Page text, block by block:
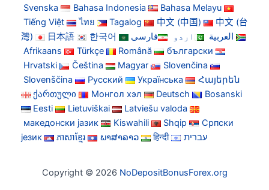
Svenska
Bahasa Indonesia
Bahasa Melayu
Tiếng Việt
ไทย Tagalog 中文 (中国)
中文 (台
灣)
日本語 한국어 العربية اردو
فارسی
Afrikaans
Türkçe Română
български
Hrvatski
Čeština Magyar
Slovenčina
Slovenščina
Русский Українська
Հայերեն
ქართული
Монгол хэл Deutsch
Bosanski
Eesti
Lietuviškai
Latviešu valoda
македонски јазик
Kiswahili Shqip
Српски
језик
ភាសាខ្មែរ ພາສາລາວ हिन्दी עברית
Copyright © 2026 NoDepositBonusForex.org